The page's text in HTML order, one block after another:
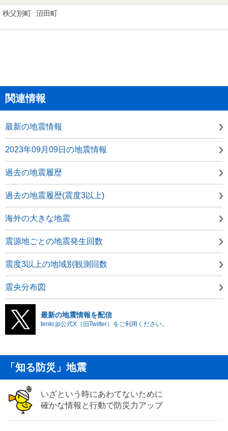
秩父別町 沼田町
関連情報
最新の地震情報
2023年09月09日の地震情報
過去の地震履歴
過去の地震履歴(震度3以上)
海外の大きな地震
震源地ごとの地震発生回数
震度3以上の地域別観測回数
震央分布図
最新の地震情報を配信
tenki.jp公式X（旧Twitter）をご利用ください。
「知る防災」地震
いざという時にあわてないために
確かな情報と行動で防災力アップ